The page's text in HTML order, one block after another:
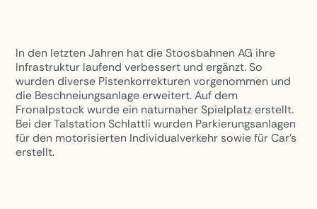
In den letzten Jahren hat die Stoosbahnen AG ihre
Infrastruktur laufend verbessert und ergänzt. So
wurden diverse Pistenkorrekturen vorgenommen und
die Beschneiungsanlage erweitert. Auf dem
Fronalpstock wurde ein naturnaher Spielplatz erstellt.
Bei der Talstation Schlattli wurden Parkierungsanlagen
für den motorisierten Individualverkehr sowie für Car’s
erstellt.